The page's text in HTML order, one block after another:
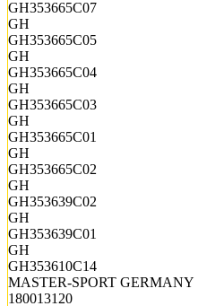
GH353665C07
GH
GH353665C05
GH
GH353665C04
GH
GH353665C03
GH
GH353665C01
GH
GH353665C02
GH
GH353639C02
GH
GH353639C01
GH
GH353610C14
MASTER-SPORT GERMANY
180013120